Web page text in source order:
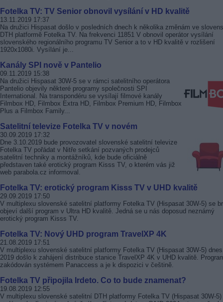
Fotelka TV: TV Senior obnovil vysílání v HD kvalitě
13.11.2019 17:37
Na družici Hispasat došlo v posledních dnech k několika změnám ve
DTH platformě Fotelka TV. Na frekvenci 11851 V obnovil operátor vysílání
slovenského regionálního programu TV Senior a to v HD kvalitě v rozlišení
1920x1080i. Vysílání je...
Kanály SPI nově v Pantelio
09.11.2019 15:38
Na družici Hispasat 30W-5 se v rámci satelitního operátora
Pantelio objevily některé programy společnosti SPI
International. Na transpondéru se vysílají filmové kanály
Filmbox HD, Filmbox Extra HD, Filmbox Premium HD, Filmbox
Plus a Filmbox Family...
Satelitní televize Fotelka TV v novém
30.09.2019 17:32
Dne 3.10.2019 bude provozovatel slovenské satelitní televize
Fotelka TV pořádat v Nitře setkání pozvaných prodejců
satelitní techniky a montážníků, kde bude oficiálně
představen také erotický program Kisss TV, o kterém vás již
web parabola.cz informoval.
Fotelka TV: erotický program Kisss TV v UHD kvalitě
29.09.2019 17:50
V multiplexu slovenské satelitní platformy Fotelka TV (Hispasat 30W-5) se
objeví další program v Ultra HD kvalitě. Jedná se u nás doposud neznámý
erotický program Kisss TV.
Fotelka TV: Nový UHD program TravelXP 4K
21.08.2019 17:51
V multiplexu slovenské satelitní platformy Fotelka TV (Hispasat 30W-5)
2019 došlo k zahájení distribuce stanice TravelXP 4K v UHD kvalitě.
zakódován systémem Panaccess a je k dispozici v češtině.
Fotelka TV připojila Irdeto. Co to bude znamenat?
19.08.2019 12:55
V multiplexu slovenské satelitní DTH platformy Fotelka TV (Hispasat 30W-5)